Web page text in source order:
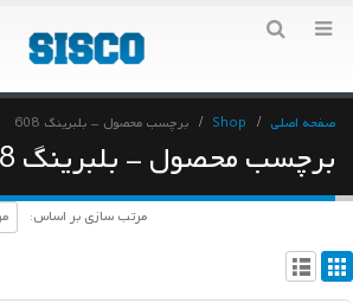
صفحه اصلی Shop برچسب محصول - بلبرینگ 608
برچسب محصول - بلبرینگ 608
مرتب سازی بر اساس: